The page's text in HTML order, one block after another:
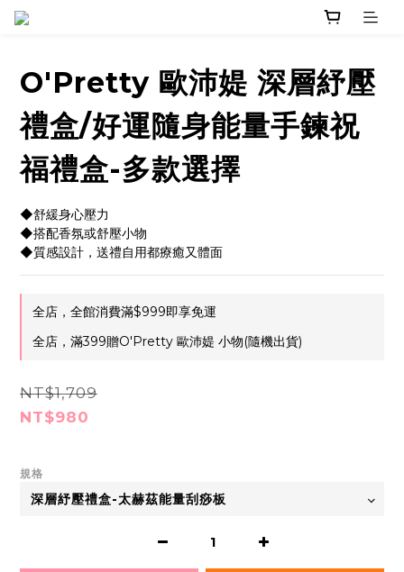
O'Pretty 歐沛媞 深層紓壓
禮盒/好運隨身能量手鍊祝
福禮盒-多款選擇
◆舒緩身心壓力
◆搭配香氛或舒壓小物
◆質感設計，送禮自用都療癒又體面
全店，全館消費滿$999即享免運
全店，滿399贈O'Pretty 歐沛媞 小物(隨機出貨)
NT$1,709
NT$980
規格